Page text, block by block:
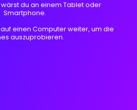
wärst du an einem Tablet oder
Smartphone.
einen Computer weiter, um die
auszuprobieren.